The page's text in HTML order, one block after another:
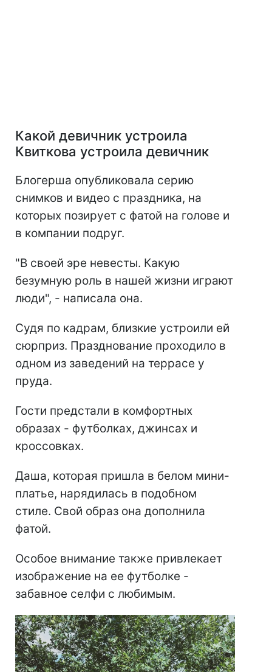
Какой девичник устроила
Квиткова устроила девичник
Блогерша опубликовала серию
снимков и видео с праздника, на
которых позирует с фатой на голове и
в компании подруг.
"В своей эре невесты. Какую
безумную роль в нашей жизни играют
люди", - написала она.
Судя по кадрам, близкие устроили ей
сюрприз. Празднование проходило в
одном из заведений на террасе у
пруда.
Гости предстали в комфортных
образах - футболках, джинсах и
кроссовках.
Даша, которая пришла в белом мини-
платье, нарядилась в подобном
стиле. Свой образ она дополнила
фатой.
Особое внимание также привлекает
изображение на ее футболке -
забавное селфи с любимым.